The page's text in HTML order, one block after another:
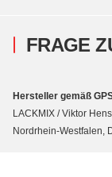
FRAGE
Hersteller gemäß
LACKMIX / Viktor
Nordrhein-Westfalen,